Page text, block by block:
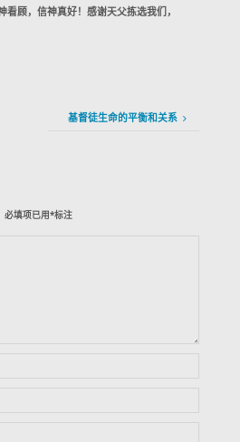
顾，信神真好！感谢天父拣选我们，
基督徒生命的平衡和关系
必填项已用*标注